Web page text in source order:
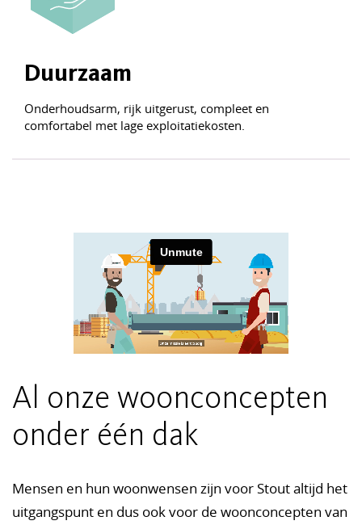
Duurzaam
Onderhoudsarm, rijk uitgerust, compleet en
comfortabel met lage exploitatiekosten.
Al onze woon­concepten
onder één dak
Mensen en hun woonwensen zijn voor Stout altijd het
uitgangspunt en dus ook voor de woonconcepten van